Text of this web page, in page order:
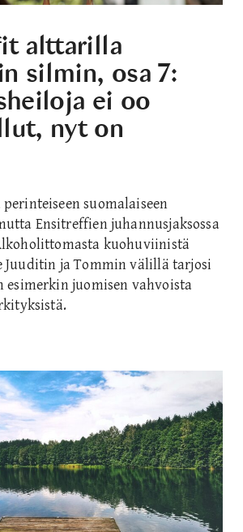
alttarilla
silmin, osa 7:
ei oo
nyt on
suomalaiseen
Ensitreffien juhannusjaksossa
kuohuviinistä
ja Tommin välillä tarjosi
esimerkin juomisen vahvoista